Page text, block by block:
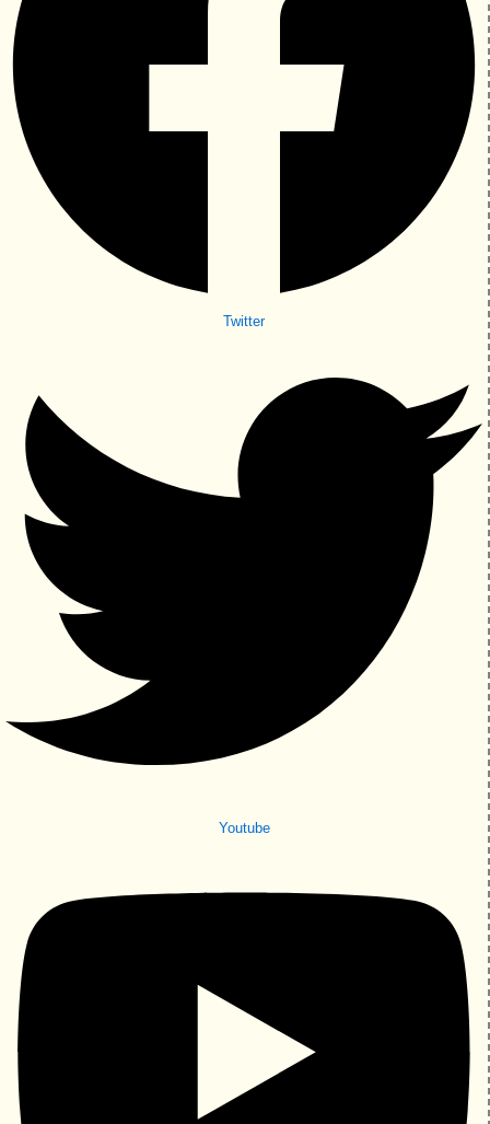
Twitter
Youtube